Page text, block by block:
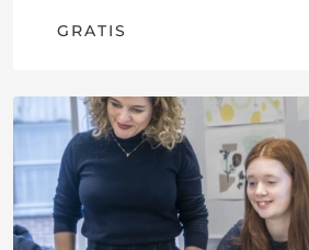
GRATIS